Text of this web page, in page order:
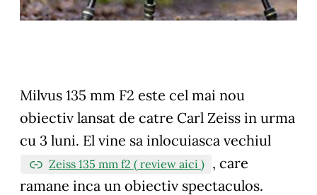
Milvus 135 mm F2 este cel mai nou
obiectiv lansat de catre Carl Zeiss in urma
cu 3 luni. El vine sa inlocuiasca vechiul
Zeiss 135 mm f2 ( review aici ) , care
ramane inca un obiectiv spectaculos.